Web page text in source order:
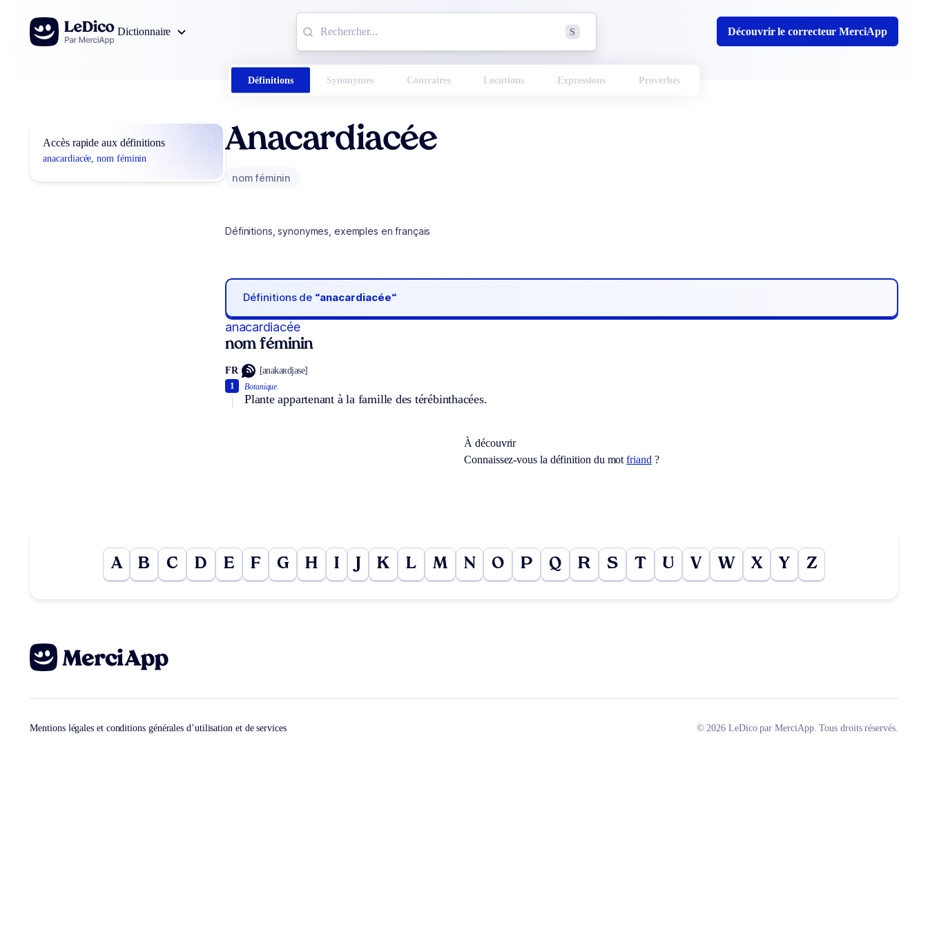
Aller au contenu
Dictionnaire
S Découvrir le correcteur MerciApp
Définitions Synonymes Contraires Locutions Expressions Proverbes
Accès rapide aux définitions
anacardiacée, nom féminin
Anacardiacée
nom féminin
Définitions, synonymes, exemples en français
Définitions de “anacardiacée“
anacardiacée
nom féminin
FR [anakaʀdjase]
Botanique.
Plante appartenant à la famille des térébinthacées.
1
À découvrir
Connaissez-vous la définition du motfriand ?
A B C D E F G H I K L M N O P Q R S T U V W X Y Z
Mentions légales et conditions générales d’utilisation et de services © 2026 LeDico par MerciApp. Tous droits réservés.